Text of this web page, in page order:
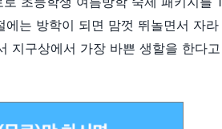
는 방학이 되면 맘껏 뛰놀면서 자라
지구상에서 가장 바쁜 생할을 한다고